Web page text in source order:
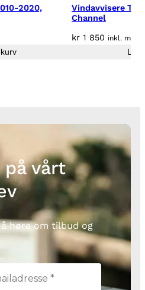
2020,
Vindavvisere
Channel
kr 1 850 inkl. mva
på vårt
høre om tilbud og